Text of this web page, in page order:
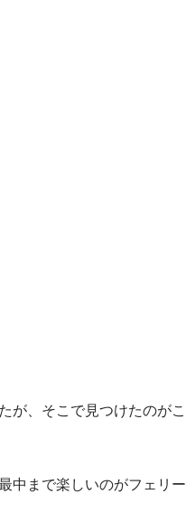
が、そこで見つけたのがこ
中まで楽しいのがフェリー